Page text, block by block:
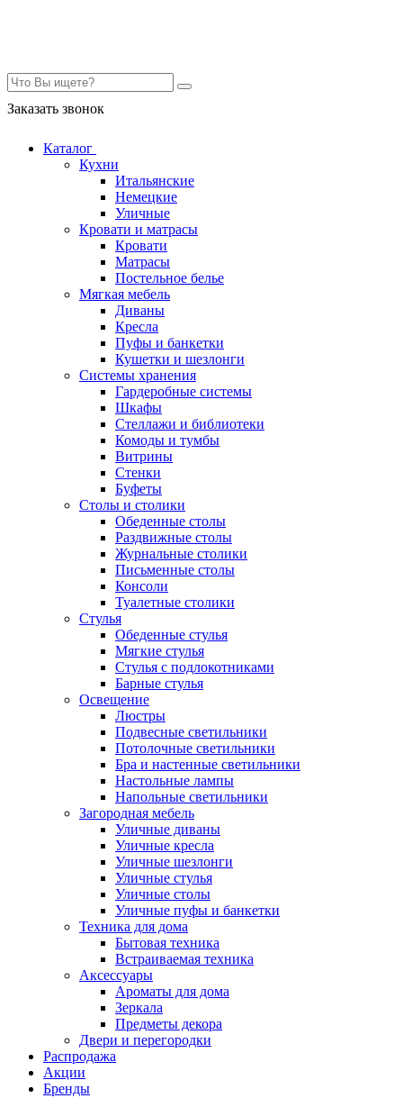
Заказать звонок
Каталог
Кухни
Итальянские
Немецкие
Уличные
Кровати и матрасы
Кровати
Матрасы
Постельное белье
Мягкая мебель
Диваны
Кресла
Пуфы и банкетки
Кушетки и шезлонги
Системы хранения
Гардеробные системы
Шкафы
Стеллажи и библиотеки
Комоды и тумбы
Витрины
Стенки
Буфеты
Столы и столики
Обеденные столы
Раздвижные столы
Журнальные столики
Письменные столы
Консоли
Туалетные столики
Стулья
Обеденные стулья
Мягкие стулья
Стулья с подлокотниками
Барные стулья
Освещение
Люстры
Подвесные светильники
Потолочные светильники
Бра и настенные светильники
Настольные лампы
Напольные светильники
Загородная мебель
Уличные диваны
Уличные кресла
Уличные шезлонги
Уличные стулья
Уличные столы
Уличные пуфы и банкетки
Техника для дома
Бытовая техника
Встраиваемая техника
Аксессуары
Ароматы для дома
Зеркала
Предметы декора
Двери и перегородки
Распродажа
Акции
Бренды